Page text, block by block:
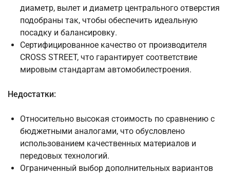
диаметр, вылет и диаметр центрального отверстия
подобраны так, чтобы обеспечить идеальную
посадку и балансировку.
Сертифицированное качество от производителя
CROSS STREET, что гарантирует соответствие
мировым стандартам автомобилестроения.
Недостатки:
Относительно высокая стоимость по сравнению с
бюджетными аналогами, что обусловлено
использованием качественных материалов и
передовых технологий.
Ограниченный выбор дополнительных вариантов